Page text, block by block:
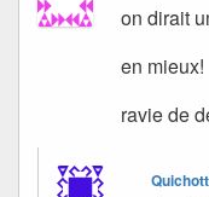
on dirait
en mieux!
ravie de